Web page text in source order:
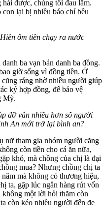
được, chúng tôi đau lắm.
lại bị nhiều báo chí bêu
ôm tiền chạy ra nước
ba vạn bán danh ba đồng.
giờ sống vì đồng tiền. Ở
ráng nhờ nhiều người giúp
ký hợp đồng, để bảo vệ
Mỹ.
đỡ vẫn nhiều hơn số người
An mới trở lại bình an?
nữ tham gia nhóm người căng
còn tiền cho cá ăn nữa,
khó, mà chồng của chị là đại
mua? Nhưng chồng chị ta
mà không có thương hiệu,
ta, gặp lúc ngân hàng rút vốn
một lời hỏi thăm còn
còn kéo nhiều người đến đe